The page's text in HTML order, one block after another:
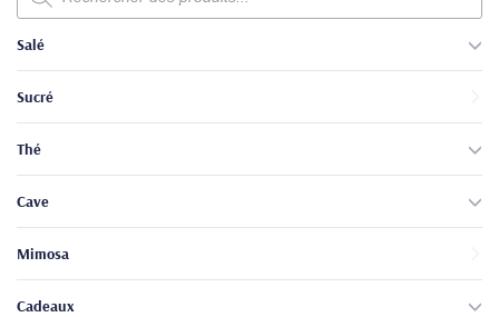
produits
Salé
Sucré
Thé
Cave
Mimosa
Cadeaux